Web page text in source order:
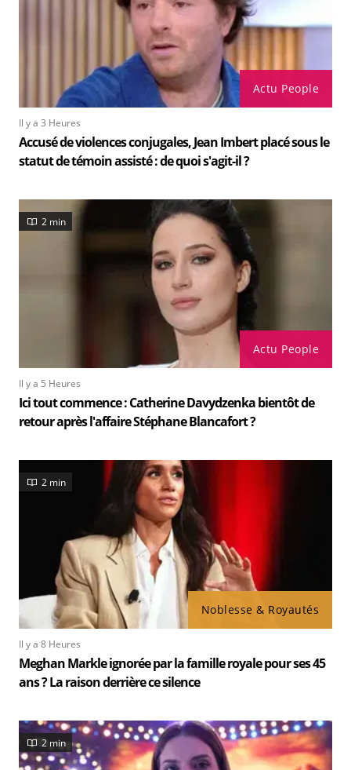
Actu People
Il y a 3 Heures
Accusé de violences conjugales, Jean Imbert placé sous le
statut de témoin assisté : de quoi s'agit-il ?
Actu People
2 min
Il y a 5 Heures
Ici tout commence : Catherine Davydzenka bientôt de
retour après l'affaire Stéphane Blancafort ?
Noblesse & Royautés
2 min
Il y a 8 Heures
Meghan Markle ignorée par la famille royale pour ses 45
ans ? La raison derrière ce silence
2 min